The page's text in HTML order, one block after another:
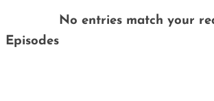
Episodes
No entries match your